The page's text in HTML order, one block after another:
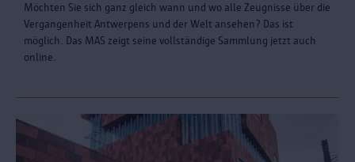
Möchten Sie sich ganz gleich wann und wo alle Zeugnisse über die
Vergangenheit Antwerpens und der Welt ansehen? Das ist
möglich. Das MAS zeigt seine vollständige Sammlung jetzt auch
online.